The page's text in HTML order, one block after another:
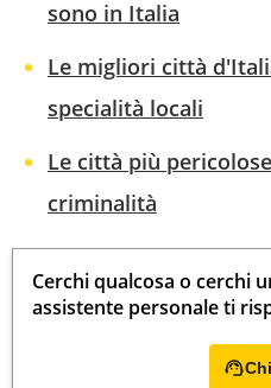
sono in Italia
Le migliori città
specialità locali
Le città più
criminalità
Cerchi qualcosa o cerchi
assistente personale ti